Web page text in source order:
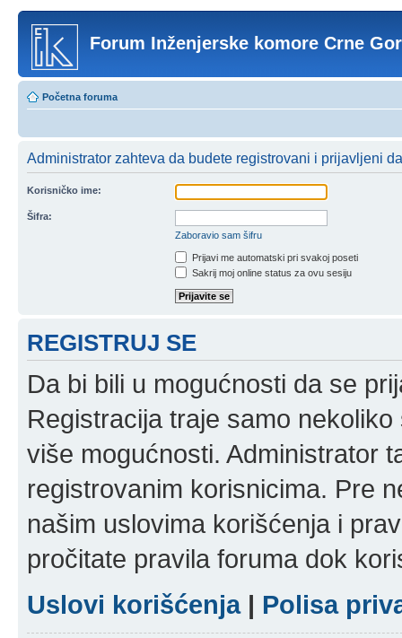
Forum Inženjerske komore Crne
Početna foruma
Administrator zahteva da budete registrovani i prijavljeni
Korisničko ime:
Šifra:
Zaboravio sam šifru
Prijavi me automatski pri svakoj poseti
Sakrij moj online status za ovu sesiju
REGISTRUJ SE
Da bi bili u mogućnosti da se
Registracija traje samo
više mogućnosti. Administrator
registrovanim korisnicima. Pre
našim uslovima korišćenja i
pročitate pravila foruma dok
Uslovi korišćenja| Polisa